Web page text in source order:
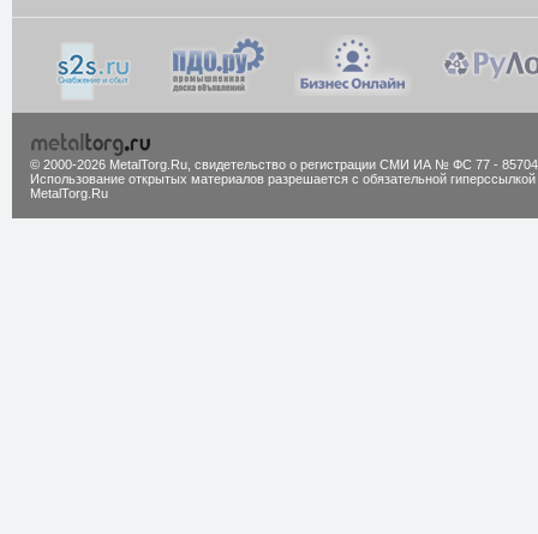
© 2000-2026 MetalTorg.Ru, cвидетельство о регистрации СМИ ИА № ФС 77 - 85704
Использование открытых материалов разрешается с обязательной гиперссылкой
MetalTorg.Ru